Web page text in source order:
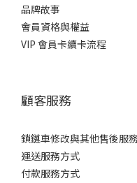
品牌故事
會員資格與權益
VIP 會員卡續卡流程
顧客服務
鎖鏈車修改與其他售後服務
運送服務方式
付款服務方式